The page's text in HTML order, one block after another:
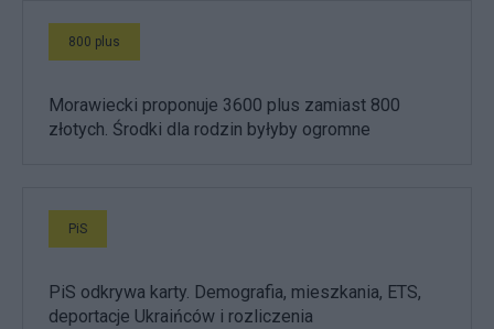
800 plus
Morawiecki proponuje 3600 plus zamiast 800
złotych. Środki dla rodzin byłyby ogromne
PiS
PiS odkrywa karty. Demografia, mieszkania, ETS,
deportacje Ukraińców i rozliczenia